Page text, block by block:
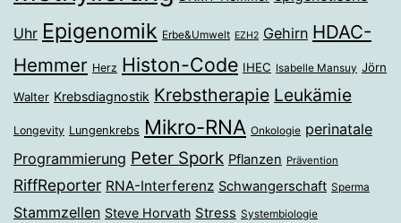
Uhr Epigenomik Erbe&Umwelt EZH2 Gehirn HDAC-
Hemmer Herz Histon-Code IHEC Isabelle Mansuy Jörn
Walter Krebsdiagnostik Krebstherapie Leukämie
Longevity Lungenkrebs Mikro-RNA Onkologie perinatale
Programmierung Peter Spork Pflanzen Prävention
RiffReporter RNA-Interferenz Schwangerschaft Sperma
Stammzellen Steve Horvath Stress Systembiologie